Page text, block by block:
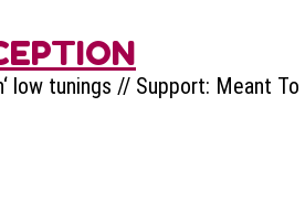
low tunings // Support: Meant To